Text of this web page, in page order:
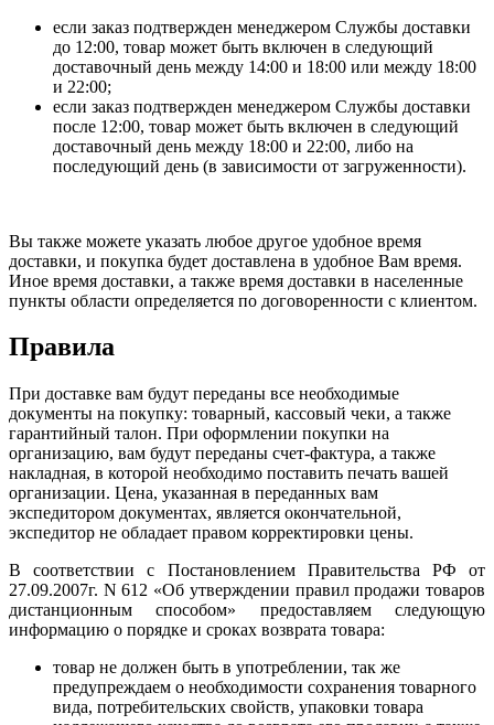
если заказ подтвержден менеджером Службы доставки
до 12:00, товар может быть включен в следующий
доставочный день между 14:00 и 18:00 или между 18:00
и 22:00;
если заказ подтвержден менеджером Службы доставки
после 12:00, товар может быть включен в следующий
доставочный день между 18:00 и 22:00, либо на
последующий день (в зависимости от загруженности).
Вы также можете указать любое другое удобное время
доставки, и покупка будет доставлена в удобное Вам время.
Иное время доставки, а также время доставки в населенные
пункты области определяется по договоренности с клиентом.
Правила
При доставке вам будут переданы все необходимые
документы на покупку: товарный, кассовый чеки, а также
гарантийный талон. При оформлении покупки на
организацию, вам будут переданы счет-фактура, а также
накладная, в которой необходимо поставить печать вашей
организации. Цена, указанная в переданных вам
экспедитором документах, является окончательной,
экспедитор не обладает правом корректировки цены.
В соответствии с Постановлением Правительства РФ от
27.09.2007г. N 612 «Об утверждении правил продажи товаров
дистанционным способом» предоставляем следующую
информацию о порядке и сроках возврата товара:
товар не должен быть в употреблении, так же
предупреждаем о необходимости сохранения товарного
вида, потребительских свойств, упаковки товара